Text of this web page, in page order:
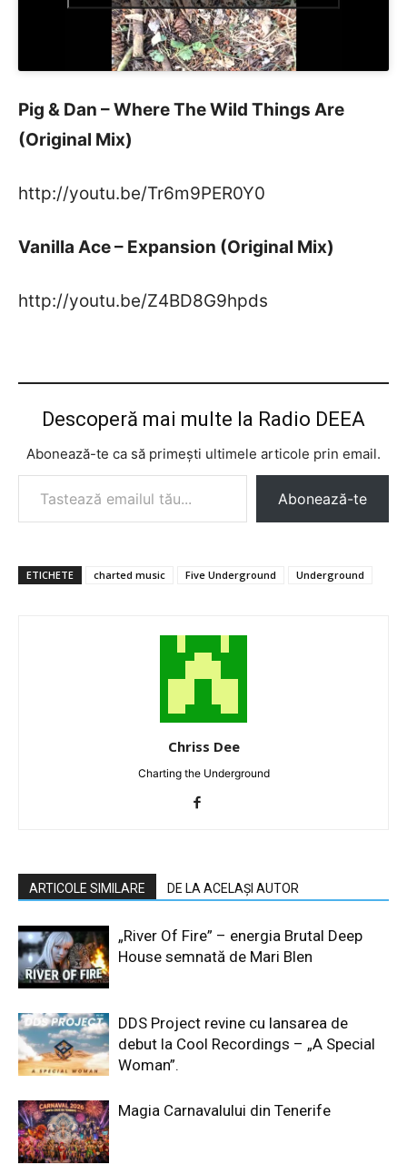
Pig & Dan – Where The Wild Things Are
(Original Mix)
http://youtu.be/Tr6m9PER0Y0
Vanilla Ace – Expansion (Original Mix)
http://youtu.be/Z4BD8G9hpds
Descoperă mai multe la Radio DEEA
Abonează-te ca să primești ultimele articole prin email.
Tastează emailul tău...
Abonează-te
ETICHETE charted music Five Underground Underground
Chriss Dee
Charting the Underground
ARTICOLE SIMILARE DE LA ACELAȘI AUTOR
„River Of Fire” – energia Brutal Deep
House semnată de Mari Blen
DDS Project revine cu lansarea de
debut la Cool Recordings – „A Special
Woman”.
Magia Carnavalului din Tenerife